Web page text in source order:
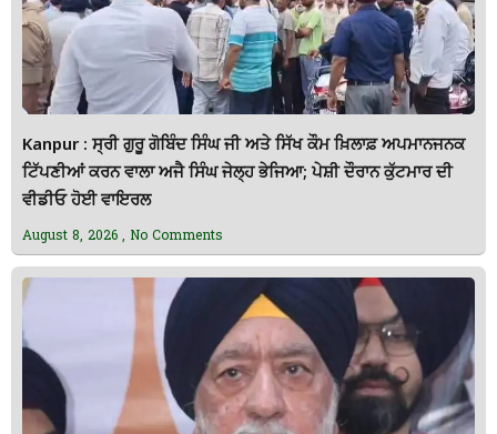
Kanpur : ਸ੍ਰੀ ਗੁਰੂ ਗੋਬਿੰਦ ਸਿੰਘ ਜੀ ਅਤੇ ਸਿੱਖ ਕੌਮ ਖ਼ਿਲਾਫ਼ ਅਪਮਾਨਜਨਕ
ਟਿੱਪਣੀਆਂ ਕਰਨ ਵਾਲਾ ਅਜੈ ਸਿੰਘ ਜੇਲ੍ਹ ਭੇਜਿਆ; ਪੇਸ਼ੀ ਦੌਰਾਨ ਕੁੱਟਮਾਰ ਦੀ
ਵੀਡੀਓ ਹੋਈ ਵਾਇਰਲ
August 8, 2026 No Comments